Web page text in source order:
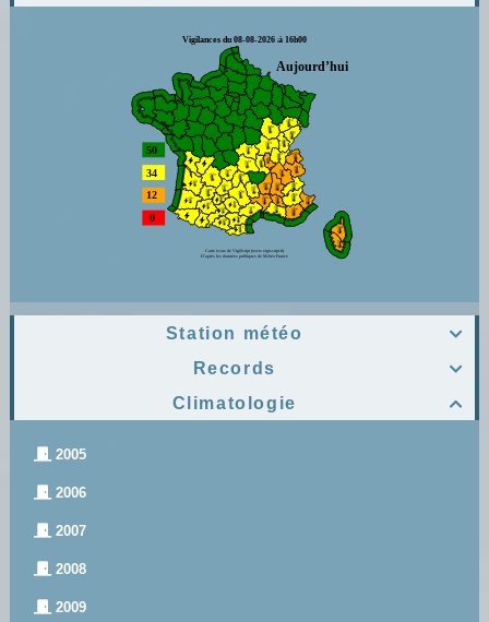

Station météo

Records

Climatologie
2005
2006
2007
2008
2009